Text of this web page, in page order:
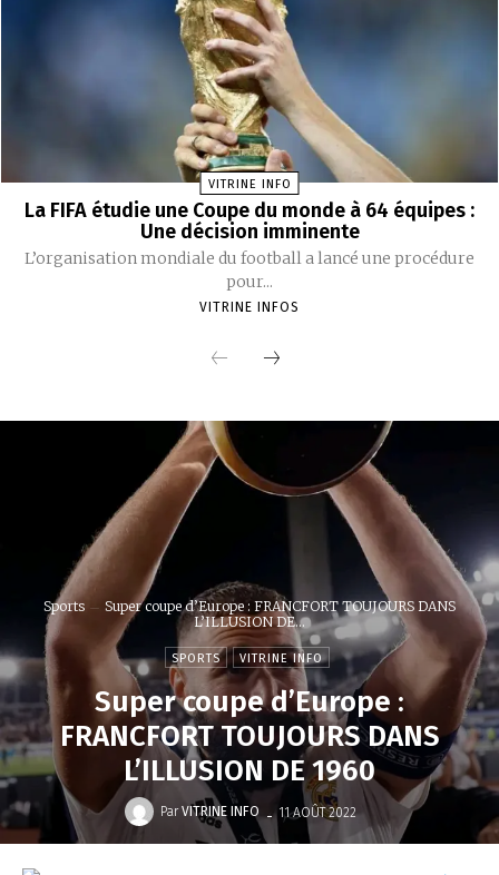
VITRINE INFO
La FIFA étudie une Coupe du monde à 64 équipes :
Une décision imminente
L’organisation mondiale du football a lancé une procédure
pour...
VITRINE INFOS